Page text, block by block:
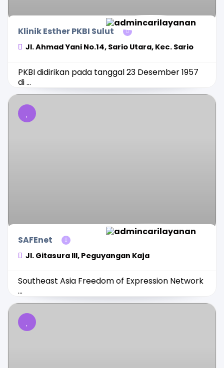
Klinik Esther PKBI Sulut
Jl. Ahmad Yani No.14, Sario Utara, Kec. Sario
PKBI didirikan pada tanggal 23 Desember 1957
di ...
SAFEnet
Jl. Gitasura III, Peguyangan Kaja
Southeast Asia Freedom of Expression Network
...